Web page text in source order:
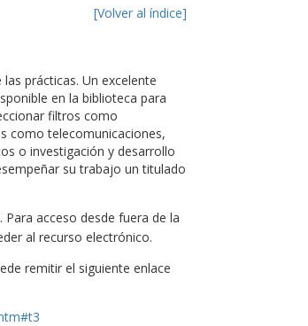
[Volver al índice]
prácticas. Un excelente
en la biblioteca para
filtros como
como telecomunicaciones,
o investigación y desarrollo
su trabajo un titulado
acceso desde fuera de la
al recurso electrónico.
remitir el siguiente enlace